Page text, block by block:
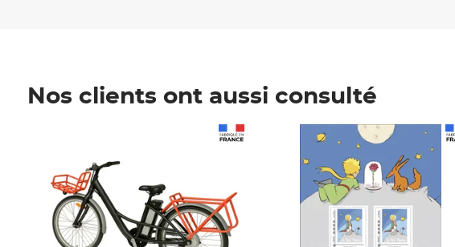
Nos clients ont aussi consulté
Prix 7,50€